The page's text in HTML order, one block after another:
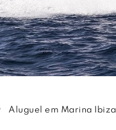
Aluguel em Marina Ibiza